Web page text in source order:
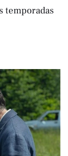
temporadas